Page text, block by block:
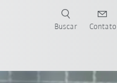
Buscar Contato